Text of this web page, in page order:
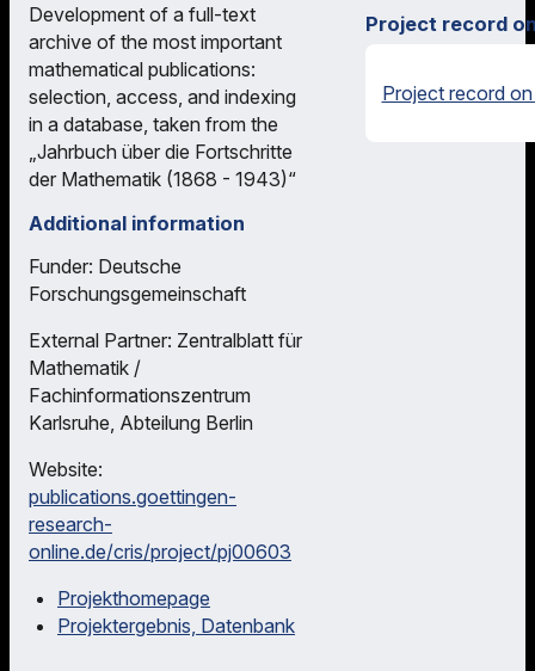
Development of a full-text
archive of the most important
mathematical publications:
selection, access, and indexing
in a database, taken from the
„Jahrbuch über die Fortschritte
der Mathematik (1868 - 1943)“
Additional information
Funder: Deutsche
Forschungsgemeinschaft
External Partner: Zentralblatt für
Mathematik /
Fachinformationszentrum
Karlsruhe, Abteilung Berlin
Website:
publications.goettingen-
research-
online.de/cris/project/pj00603
Projekthomepage
Projektergebnis, Datenbank
Project record
Project record